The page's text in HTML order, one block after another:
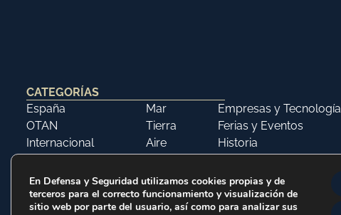
CATEGORÍAS
España
OTAN
Internacional
Mar
Tierra
Aire
Empresas y Tecnología
Ferias y Eventos
Historia
En Defensa y Seguridad utilizamos cookies propias y de
terceros para el correcto funcionamiento y visualización de
sitio web por parte del usuario, así como para analizar sus